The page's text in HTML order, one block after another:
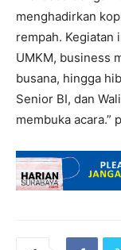
menghadirkan
rempah. Kegiatan
UMKM, business
busana, hingga
Senior BI, dan
membuka acara.”